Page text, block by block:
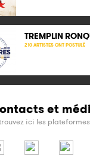
TREMPLIN
210 ARTISTES ONT POSTULÉ
et
ici les